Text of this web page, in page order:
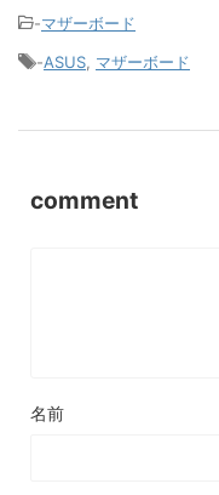
-マザーボード
-ASUS, マザーボード
comment
名前